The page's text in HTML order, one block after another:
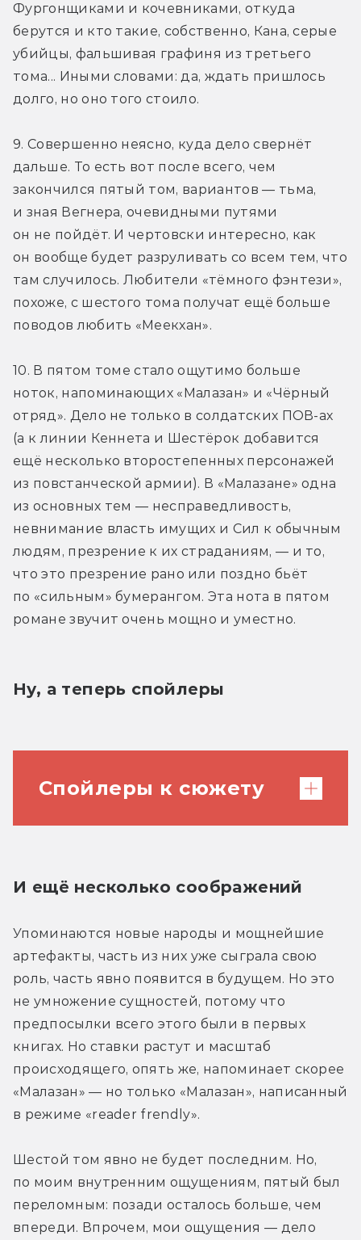
Фургонщиками и кочевниками, откуда
берутся и кто такие, собственно, Кана, серые
убийцы, фальшивая графиня из третьего
тома... Иными словами: да, ждать пришлось
долго, но оно того стоило.
9. Совершенно неясно, куда дело свернёт
дальше. То есть вот после всего, чем
закончился пятый том, вариантов — тьма,
и зная Вегнера, очевидными путями
он не пойдёт. И чертовски интересно, как
он вообще будет разруливать со всем тем, что
там случилось. Любители «тёмного фэнтези»,
похоже, с шестого тома получат ещё больше
поводов любить «Меекхан».
10. В пятом томе стало ощутимо больше
ноток, напоминающих «Малазан» и «Чёрный
отряд». Дело не только в солдатских ПОВ-ах
(а к линии Кеннета и Шестёрок добавится
ещё несколько второстепенных персонажей
из повстанческой армии). В «Малазане» одна
из основных тем — несправедливость,
невнимание власть имущих и Сил к обычным
людям, презрение к их страданиям, — и то,
что это презрение рано или поздно бьёт
по «сильным» бумерангом. Эта нота в пятом
романе звучит очень мощно и уместно.
Ну, а теперь спойлеры
Спойлеры к сюжету
(одном из двух), зато будут: Кеннет
Кайла — это основные линии. Также
мы увидим императорский двор
(через ПОВ-ов 1 и 3 Крыс и один раз —
глазами императора); Второй из Крыс
покажет нам одно из Урочищ, которое
и впервые за многие годы начало
проявлять активность; лагерь
(и не только) происхождения нам
покажут через ПОВ-ы простых солдат.
Я ждал, что императора рано или
И ещё несколько соображений
Упоминаются новые народы и мощнейшие
артефакты, часть из них уже сыграла свою
роль, часть явно появится в будущем. Но это
не умножение сущностей, потому что
предпосылки всего этого были в первых
книгах. Но ставки растут и масштаб
происходящего, опять же, напоминает скорее
«Малазан» — но только «Малазан», написанный
в режиме «reader frendly».
Шестой том явно не будет последним. Но,
по моим внутренним ощущениям, пятый был
переломным: позади осталось больше, чем
впереди. Впрочем, мои ощущения — дело